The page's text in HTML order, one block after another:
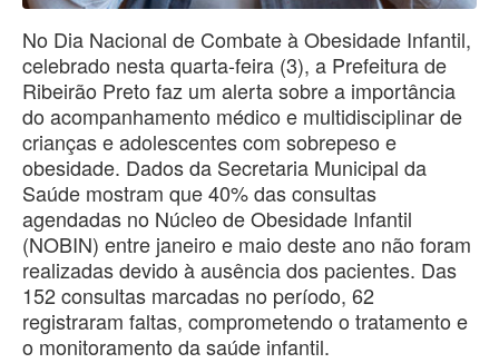
No Dia Nacional de Combate à Obesidade Infantil,
celebrado nesta quarta-feira (3), a Prefeitura de
Ribeirão Preto faz um alerta sobre a importância
do acompanhamento médico e multidisciplinar de
crianças e adolescentes com sobrepeso e
obesidade. Dados da Secretaria Municipal da
Saúde mostram que 40% das consultas
agendadas no Núcleo de Obesidade Infantil
(NOBIN) entre janeiro e maio deste ano não foram
realizadas devido à ausência dos pacientes. Das
152 consultas marcadas no período, 62
registraram faltas, comprometendo o tratamento e
o monitoramento da saúde infantil.